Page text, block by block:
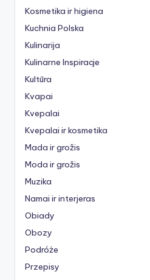
Kosmetika ir higiena
Kuchnia Polska
Kulinarija
Kulinarne Inspiracje
Kultūra
Kvapai
Kvepalai
Kvepalai ir kosmetika
Mada ir grožis
Moda ir grožis
Muzika
Namai ir interjeras
Obiady
Obozy
Podróże
Przepisy